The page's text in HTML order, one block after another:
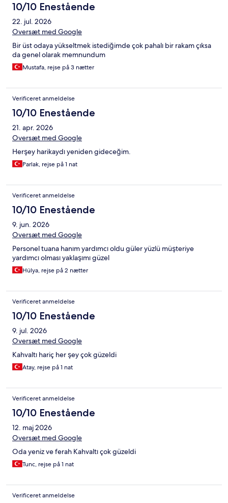
10/10 Enestående
22. jul. 2026
Oversæt med Google
Bir üst odaya yükseltmek istediğimde çok pahalı bir rakam çıksa
da genel olarak memnundum
Mustafa, rejse på 3 nætter
Verificeret anmeldelse
10/10 Enestående
21. apr. 2026
Oversæt med Google
Herşey harikaydı yeniden gideceğim.
Parlak, rejse på 1 nat
Verificeret anmeldelse
10/10 Enestående
9. jun. 2026
Oversæt med Google
Personel tuana hanım yardımcı oldu güler yüzlü müşteriye
yardımcı olması yaklaşımı güzel
Hülya, rejse på 2 nætter
Verificeret anmeldelse
10/10 Enestående
9. jul. 2026
Oversæt med Google
Kahvaltı hariç her şey çok güzeldi
Atay, rejse på 1 nat
Verificeret anmeldelse
10/10 Enestående
12. maj 2026
Oversæt med Google
Oda yeniz ve ferah Kahvaltı çok güzeldi
Tunc, rejse på 1 nat
Verificeret anmeldelse